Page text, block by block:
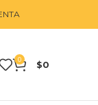
0 $0